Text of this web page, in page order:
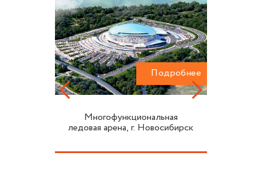
Многофункциональная
ледовая арена, г. Новосибирск
Подробнее